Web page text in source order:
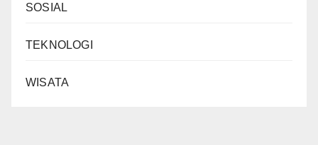
SOSIAL
TEKNOLOGI
WISATA